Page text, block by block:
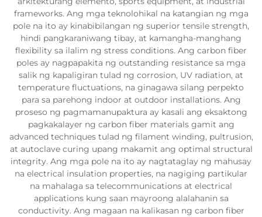
frameworks. Ang mga teknolohikal na katangian ng mga
pole na ito ay kinabibilangan ng superior tensile strength,
hindi pangkaraniwang tibay, at kamangha-manghang
flexibility sa ilalim ng stress conditions. Ang carbon fiber
poles ay nagpapakita ng outstanding resistance sa mga
salik ng kapaligiran tulad ng corrosion, UV radiation, at
temperature fluctuations, na ginagawa silang perpekto
para sa parehong indoor at outdoor installations. Ang
proseso ng pagmamanupaktura ay kasali ang eksaktong
pagkakalayer ng carbon fiber materials gamit ang
advanced techniques tulad ng filament winding, pultrusion,
at autoclave curing upang makamit ang optimal structural
integrity. Ang mga pole na ito ay nagtataglay ng mahusay
na electrical insulation properties, na nagiging partikular
na mahalaga sa telecommunications at electrical
applications kung saan mayroong alalahanin sa
conductivity. Ang magaan na kalikasan ng carbon fiber